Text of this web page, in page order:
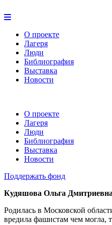
О проекте
Лагеря
Люди
Библиография
Выставка
Новости
О проекте
Лагеря
Люди
Библиография
Выставка
Новости
Поддержать фонд
Кудяшова Ольга
Родилась в Московской
вредила фашистам чем могла,